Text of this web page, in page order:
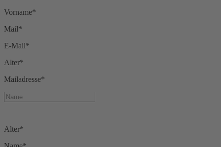
Vorname*
Mail*
E-Mail*
Alter*
Mailadresse*
Alter*